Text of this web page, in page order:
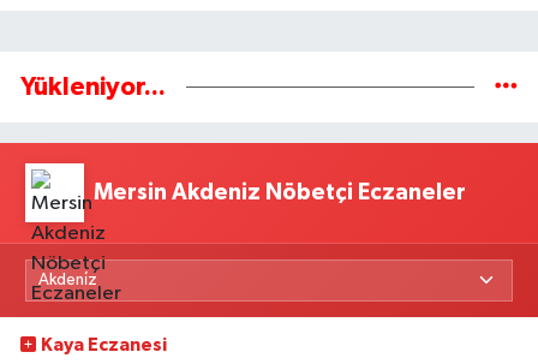
Yükleniyor...
Mersin Akdeniz Nöbetçi Eczaneler
Kaya Eczanesi